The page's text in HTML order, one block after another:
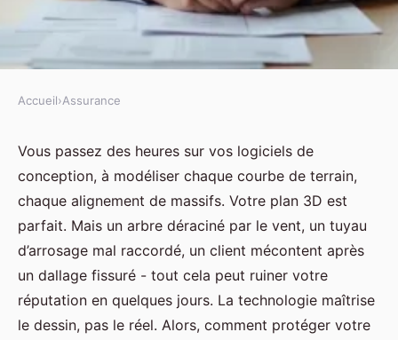
Trouver l'assurance paysagiste
qui couvre tous vos risques
professionnels
Nora•31/03/2026 09:26•9 min de lecture
Accueil›Assurance
Vous passez des heures sur vos logiciels de
conception, à modéliser chaque courbe de terrain,
chaque alignement de massifs. Votre plan 3D est
parfait. Mais un arbre déraciné par le vent, un tuyau
d’arrosage mal raccordé, un client mécontent après
un dallage fissuré - tout cela peut ruiner votre
réputation en quelques jours. La technologie maîtrise
le dessin, pas le réel. Alors, comment protéger votre